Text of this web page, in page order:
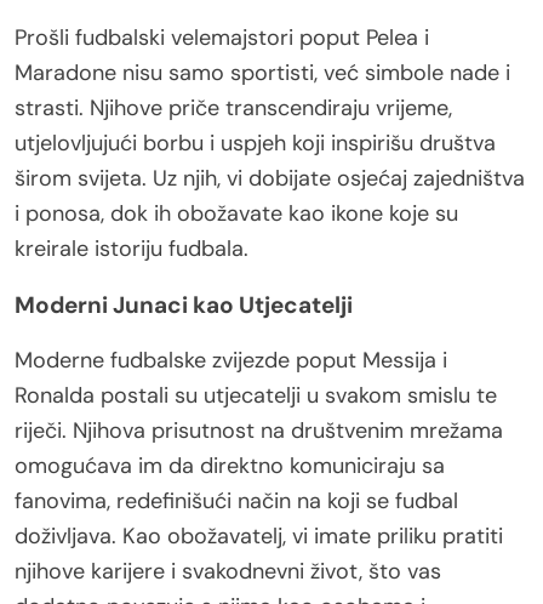
Prošli fudbalski velemajstori poput Pelea i
Maradone nisu samo sportisti, već simbole nade i
strasti. Njihove priče transcendiraju vrijeme,
utjelovljujući borbu i uspjeh koji inspirišu društva
širom svijeta. Uz njih, vi dobijate osjećaj zajedništva
i ponosa, dok ih obožavate kao ikone koje su
kreirale istoriju fudbala.
Moderni Junaci kao Utjecatelji
Moderne fudbalske zvijezde poput Messija i
Ronalda postali su utjecatelji u svakom smislu te
riječi. Njihova prisutnost na društvenim mrežama
omogućava im da direktno komuniciraju sa
fanovima, redefinišući način na koji se fudbal
doživljava. Kao obožavatelj, vi imate priliku pratiti
njihove karijere i svakodnevni život, što vas